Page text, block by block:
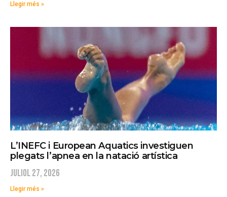
Llegir més »
L’INEFC i European Aquatics investiguen
plegats l’apnea en la natació artística
juliol 27, 2026
Llegir més »